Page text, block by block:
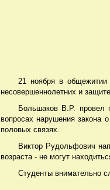
21 ноября в общежитии
несовершеннолетних и
Большаков В.Р. провел
вопросах нарушения закона
половых связях.
Виктор Рудольфович
возраста - не могут
Студенты внимательно